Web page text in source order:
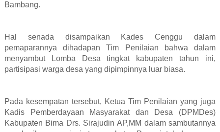
Bambang.
Hal senada disampaikan Kades Cenggu dalam
pemaparannya dihadapan Tim Penilaian bahwa dalam
menyambut Lomba Desa tingkat kabupaten tahun ini,
partisipasi warga desa yang dipimpinnya luar biasa.
Pada kesempatan tersebut, Ketua Tim Penilaian yang juga
Kadis Pemberdayaan Masyarakat dan Desa (DPMDes)
Kabupaten Bima Drs. Sirajudin AP,MM dalam sambutannya